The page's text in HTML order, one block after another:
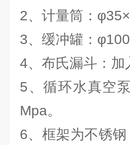
2、计量筒：
3、缓冲罐：
4、布氏漏斗：
5、循环水真空
Mpa。
6、框架为不锈